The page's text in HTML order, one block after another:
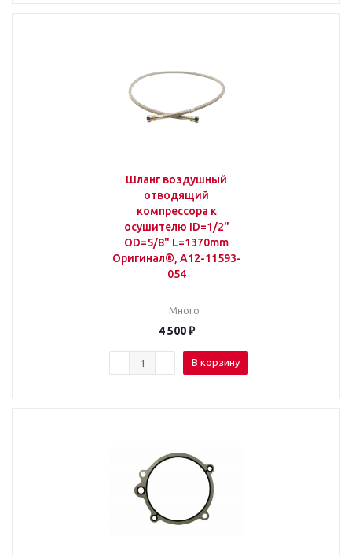
Шланг воздушный
отводящий
компрессора к
осушителю ID=1/2"
OD=5/8" L=1370mm
Оригинал®, A12-11593-
054
Много
4 500₽
В корзину